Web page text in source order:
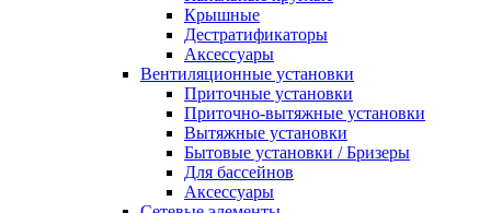
Крышные
Дестратификаторы
Аксессуары
Вентиляционные установки
Приточные установки
Приточно-вытяжные установки
Вытяжные установки
Бытовые установки / Бризеры
Для бассейнов
Аксессуары